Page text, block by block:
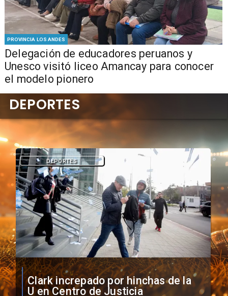
PROVINCIA LOS ANDES
Delegación de educadores peruanos y
Unesco visitó liceo Amancay para conocer
el modelo pionero
Vozinha firma contrato con Colo
Colo como nuevo arquero
DEPORTES
DEPORTES